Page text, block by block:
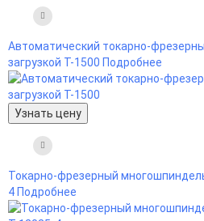
Автоматический токарно-
загрузкой Т-1500 Подробнее
Узнать цену
Токарно-фрезерный
4 Подробнее